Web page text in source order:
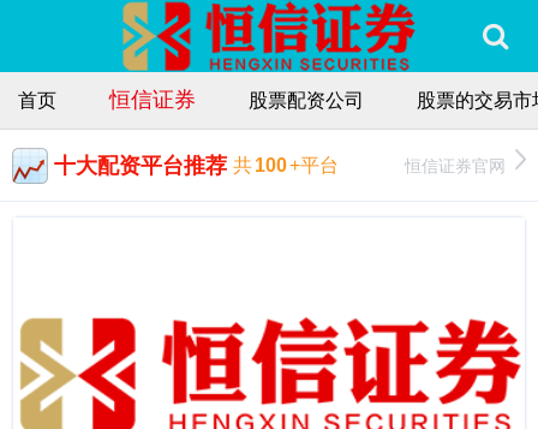
首页 恒信证券 股票配资公司 股票的交易市
十大配资平台推荐 共100+平台 恒信证券官网